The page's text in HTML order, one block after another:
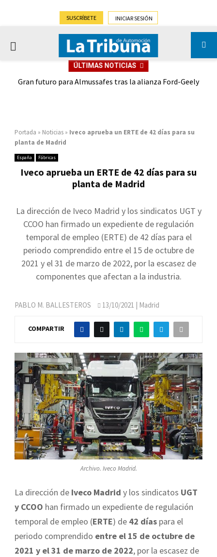
SUSCRÍBETE INICIAR SESIÓN
PRIMARY
ÚLTIMAS NOTICIAS
Gran futuro para Almussafes tras la alianza Ford-Geely
Portada » Noticias » Iveco aprueba un ERTE de 42 días para su
planta de Madrid
España Fábricas
Iveco aprueba un ERTE de 42 días para su
planta de Madrid
La dirección de Iveco Madrid y los sindicatos UGT y
CCOO han firmado un expediente de regulación
temporal de empleo (ERTE) de 42 días para el
periodo comprendido entre el 15 de octubre de
2021 y el 31 de marzo de 2022, por la escasez de
componentes que afectan a la industria.
PABLO M. BALLESTEROS 13/10/2021 | Madrid
COMPARTIR
Archivo. Iveco Madrid.
La dirección de Iveco Madrid y los sindicatos UGT
y CCOO han firmado un expediente de regulación
temporal de empleo (ERTE) de 42 días para el
periodo comprendido entre el 15 de octubre de
2021 y el 31 de marzo de 2022, por la escasez de